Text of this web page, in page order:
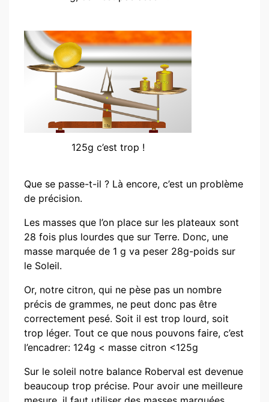
125g c’est trop !
Que se passe-t-il ? Là encore, c’est un problème
de précision.
Les masses que l’on place sur les plateaux sont
28 fois plus lourdes que sur Terre. Donc, une
masse marquée de 1 g va peser 28g-poids sur
le Soleil.
Or, notre citron, qui ne pèse pas un nombre
précis de grammes, ne peut donc pas être
correctement pesé. Soit il est trop lourd, soit
trop léger. Tout ce que nous pouvons faire, c’est
l’encadrer: 124g < masse citron <125g
Sur le soleil notre balance Roberval est devenue
beaucoup trop précise. Pour avoir une meilleure